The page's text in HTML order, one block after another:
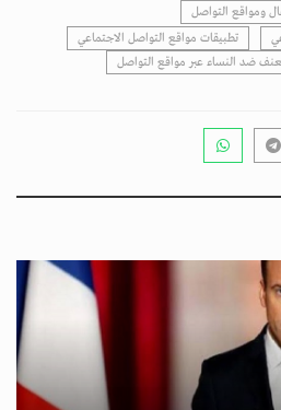
ومواقع التواصل
تطبيقات مواقع التواصل الاجتماعي
ضد النساء عبر مواقع التواصل